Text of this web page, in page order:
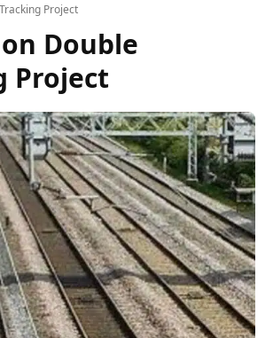
Project
Double
Project